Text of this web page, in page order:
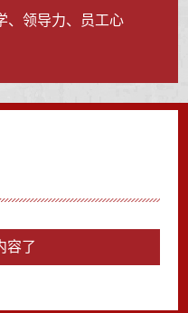
、领导力、员工心
容了